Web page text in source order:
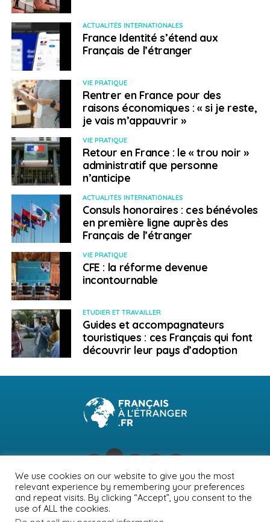
ACTUALITÉS INTERNATIONALES
France Identité s’étend aux
Français de l’étranger
VIE PRATIQUE
Rentrer en France pour des
raisons économiques : « si je reste,
je vais m’appauvrir »
VIE PRATIQUE
Retour en France : le « trou noir »
administratif que personne
n’anticipe
ACTUALITÉS INTERNATIONALES
Consuls honoraires : ces bénévoles
en première ligne auprès des
Français de l’étranger
VIE PRATIQUE
CFE : la réforme devenue
incontournable
ETUDIER ET TRAVAILLER
Guides et accompagnateurs
touristiques : ces Français qui font
découvrir leur pays d’adoption
NEWSLETTER PUBLICITÉ CONTACTS
MENTIONS LÉGALES
POLITIQUE DE CONFIDENTIALITÉ
We use cookies on our website to give you the most
relevant experience by remembering your preferences
and repeat visits. By clicking “Accept”, you consent to the
use of ALL the cookies.